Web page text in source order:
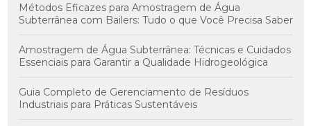
Métodos Eficazes para Amostragem de Água
Subterrânea com Bailers: Tudo o que Você Precisa Saber
Amostragem de Água Subterrânea: Técnicas e Cuidados
Essenciais para Garantir a Qualidade Hidrogeológica
Guia Completo de Gerenciamento de Resíduos
Industriais para Práticas Sustentáveis